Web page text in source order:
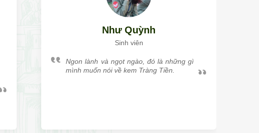
Như Quỳnh
Sinh viên
Ngon lành và ngọt ngào, đó là những gì
mình muốn nói về kem Tràng Tiền.